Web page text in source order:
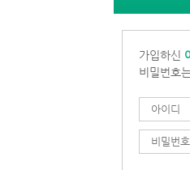
가입하신
비밀번호